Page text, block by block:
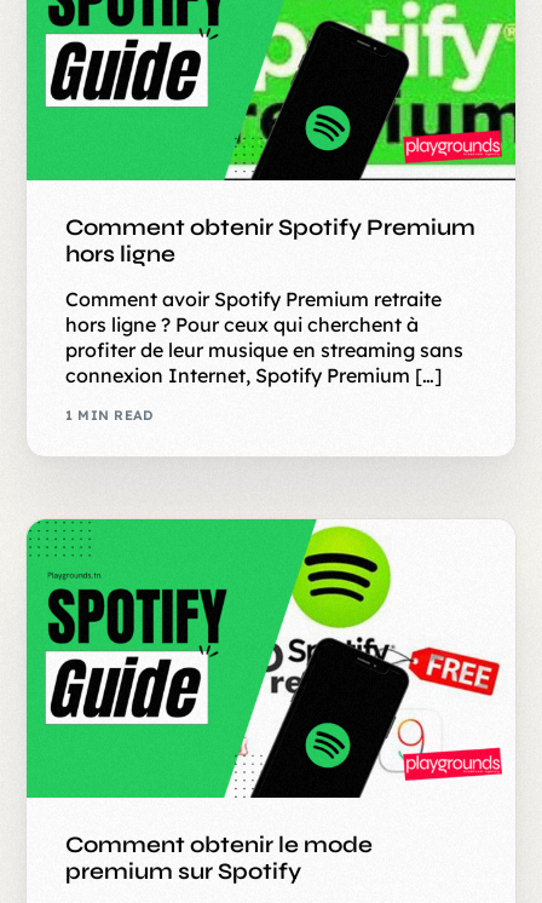
Comment obtenir Spotify Premium
hors ligne
Comment avoir Spotify Premium retraite
hors ligne ? Pour ceux qui cherchent à
profiter de leur musique en streaming sans
connexion Internet, Spotify Premium […]
1 MIN READ
Comment obtenir le mode
premium sur Spotify